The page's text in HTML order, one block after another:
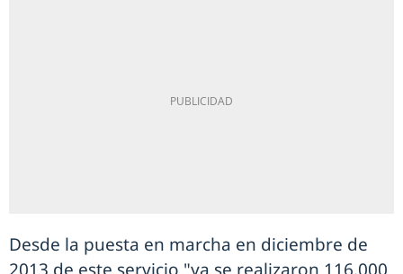
Desde la puesta en marcha en diciembre de